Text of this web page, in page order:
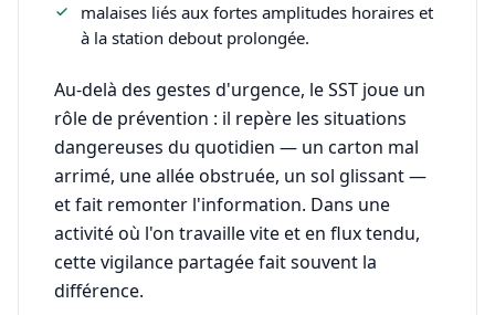
malaises liés aux fortes amplitudes horaires et
à la station debout prolongée.
Au-delà des gestes d'urgence, le SST joue un
rôle de prévention : il repère les situations
dangereuses du quotidien — un carton mal
arrimé, une allée obstruée, un sol glissant —
et fait remonter l'information. Dans une
activité où l'on travaille vite et en flux tendu,
cette vigilance partagée fait souvent la
différence.